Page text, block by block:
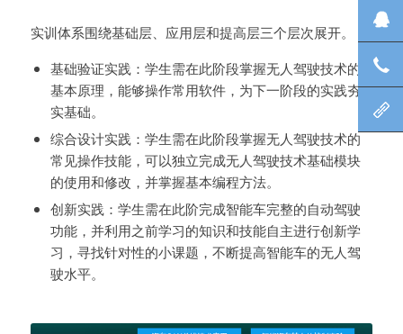
实训体系围绕基础层、应用层和提高层三个层次展开。
基础验证实践：学生需在此阶段掌握无人驾驶技术的
基本原理，能够操作常用软件，为下一阶段的实践夯
实基础。
综合设计实践：学生需在此阶段掌握无人驾驶技术的
常见操作技能，可以独立完成无人驾驶技术基础模块
的使用和修改，并掌握基本编程方法。
创新实践：学生需在此阶完成智能车完整的自动驾驶
功能，并利用之前学习的知识和技能自主进行创新学
习，寻找针对性的小课题，不断提高智能车的无人驾
驶水平。
在
咨
北